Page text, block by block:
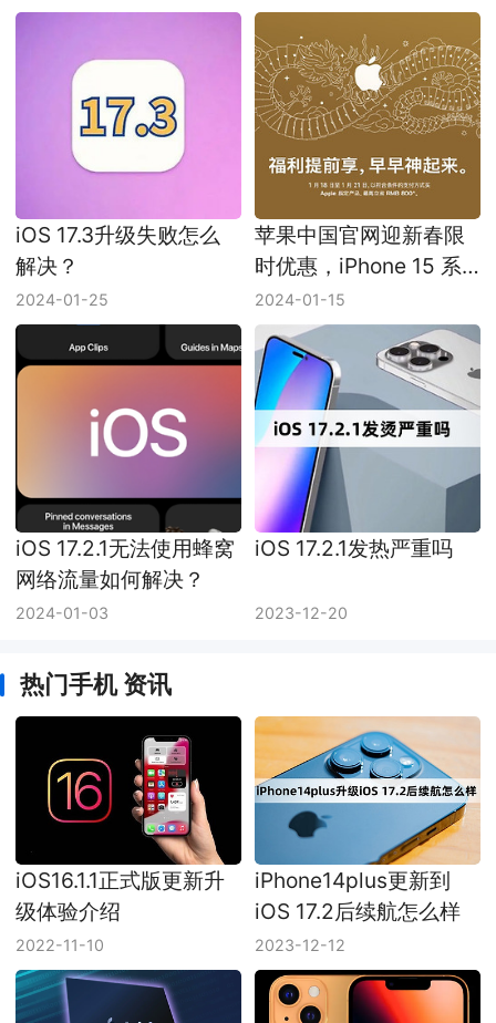
iOS 17.3升级失败怎么
解决？
2024-01-25
苹果中国官网迎新春限
时优惠，iPhone 15 系
列，Mac、iPad罕见直
降！
2024-01-15
iOS 17.2.1无法使用蜂窝
网络流量如何解决？
2024-01-03
iOS 17.2.1发热严重吗
2023-12-20
热门手机 资讯
iOS16.1.1正式版更新升
级体验介绍
2022-11-10
iPhone14plus更新到
iOS 17.2后续航怎么样
2023-12-12